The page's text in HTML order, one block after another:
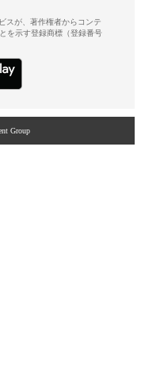
スが、著作権者からコンテ
を示す登録商標（登録番号
Group